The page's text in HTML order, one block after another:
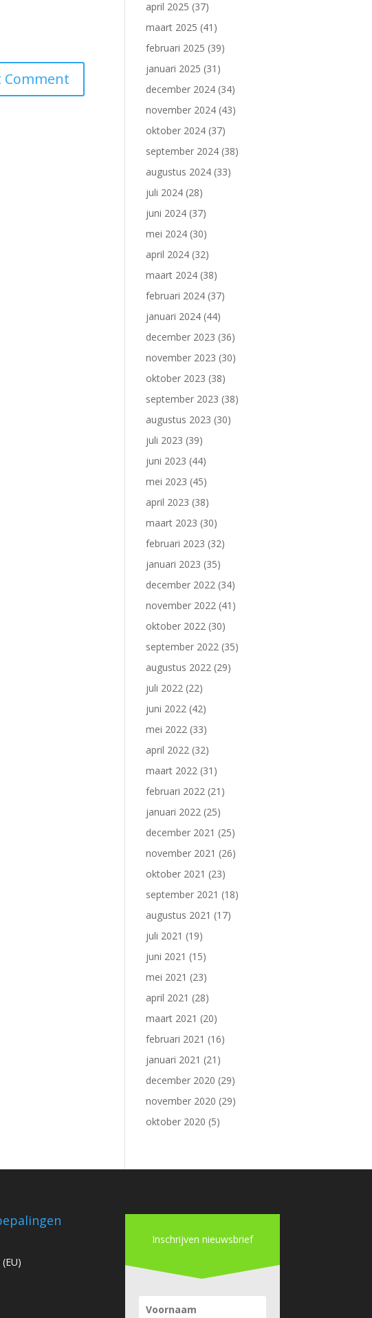
april 2025 (37)
maart 2025 (41)
februari 2025 (39)
januari 2025 (31)
december 2024 (34)
november 2024 (43)
oktober 2024 (37)
september 2024 (38)
augustus 2024 (33)
juli 2024 (28)
juni 2024 (37)
mei 2024 (30)
april 2024 (32)
maart 2024 (38)
februari 2024 (37)
januari 2024 (44)
december 2023 (36)
november 2023 (30)
oktober 2023 (38)
september 2023 (38)
augustus 2023 (30)
juli 2023 (39)
juni 2023 (44)
mei 2023 (45)
april 2023 (38)
maart 2023 (30)
februari 2023 (32)
januari 2023 (35)
december 2022 (34)
november 2022 (41)
oktober 2022 (30)
september 2022 (35)
augustus 2022 (29)
juli 2022 (22)
juni 2022 (42)
mei 2022 (33)
april 2022 (32)
maart 2022 (31)
februari 2022 (21)
januari 2022 (25)
december 2021 (25)
november 2021 (26)
oktober 2021 (23)
september 2021 (18)
augustus 2021 (17)
juli 2021 (19)
juni 2021 (15)
mei 2021 (23)
april 2021 (28)
maart 2021 (20)
februari 2021 (16)
januari 2021 (21)
december 2020 (29)
november 2020 (29)
oktober 2020 (5)
Inschrijven nieuwsbrief